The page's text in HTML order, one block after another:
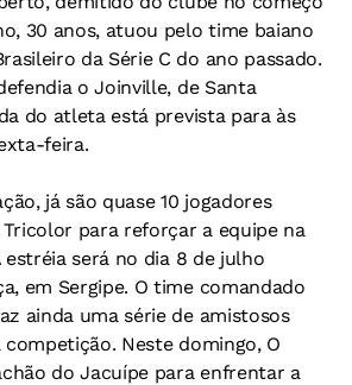
30 anos, atuou pelo time baiano
da Série C do ano passado.
o Joinville, de Santa
do atleta está prevista para às
feira.
já são quase 10 jogadores
para reforçar a equipe na
estréia será no dia 8 de julho
em Sergipe. O time comandado
ainda uma série de amistosos
Neste domingo, O
do Jacuípe para enfrentar a